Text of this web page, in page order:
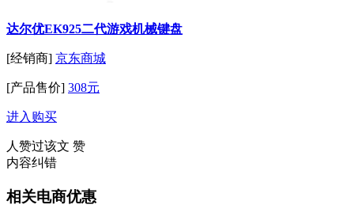
达尔优EK925二代游戏机械键盘
[经销商] 京东商城
[产品售价] 308元
进入购买
人赞过该文 赞
内容纠错
相关电商优惠